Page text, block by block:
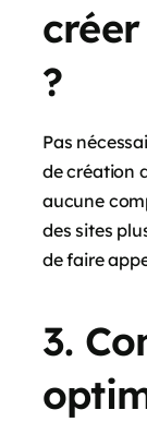
?
Pas
de création
aucune
des sites
de faire
3.